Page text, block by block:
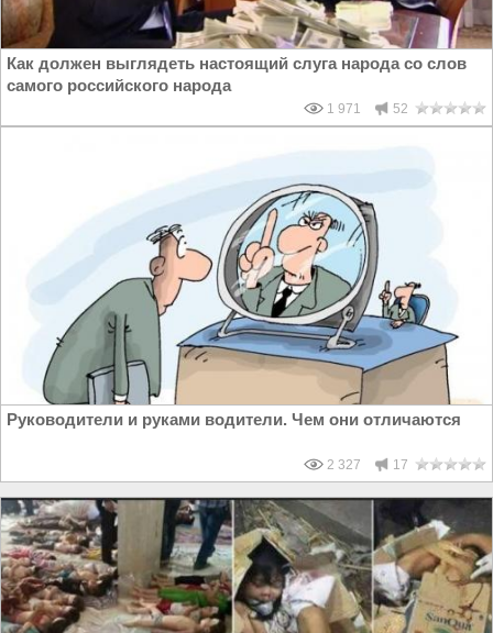
Как должен выглядеть настоящий слуга народа со слов
самого российского народа
1 971 52
Руководители и руками водители. Чем они отличаются
2 327 17